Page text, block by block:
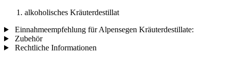
alkoholisches Kräuterdestillat
Einnahmeempfehlung für Alpensegen Kräuterdestillate:
Zubehör
Rechtliche Informationen